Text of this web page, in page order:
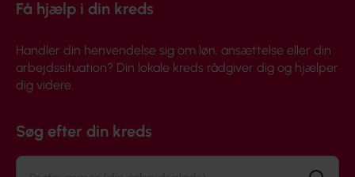
Få hjælp i din kreds
Handler din henvendelse sig om løn, ansættelse eller din
arbejdssituation? Din lokale kreds rådgiver dig og hjælper
dig videre.
Søg efter din kreds